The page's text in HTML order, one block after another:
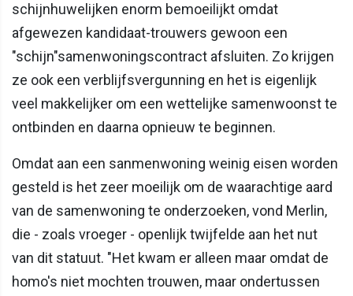
schijnhuwelijken enorm bemoeilijkt omdat
afgewezen kandidaat-trouwers gewoon een
"schijn"samenwoningscontract afsluiten. Zo krijgen
ze ook een verblijfsvergunning en het is eigenlijk
veel makkelijker om een wettelijke samenwoonst te
ontbinden en daarna opnieuw te beginnen.
Omdat aan een sanmenwoning weinig eisen worden
gesteld is het zeer moeilijk om de waarachtige aard
van de samenwoning te onderzoeken, vond Merlin,
die - zoals vroeger - openlijk twijfelde aan het nut
van dit statuut. "Het kwam er alleen maar omdat de
homo's niet mochten trouwen, maar ondertussen